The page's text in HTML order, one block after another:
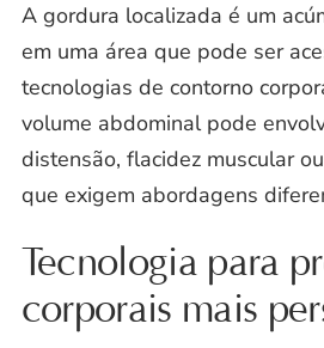
A gordura localizada é um
em uma área que pode ser
tecnologias de contorno
volume abdominal pode
distensão, flacidez muscular
que exigem abordagens
Tecnologia para
corporais mais